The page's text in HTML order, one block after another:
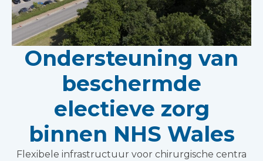
Ondersteuning van
beschermde
electieve zorg
binnen NHS Wales
Flexibele infrastructuur voor chirurgische centra